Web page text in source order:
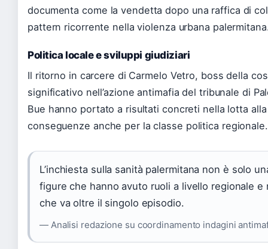
documenta come la vendetta dopo una raffica di
pattern ricorrente nella violenza urbana
Politica locale e sviluppi giudiziari
Il ritorno in carcere di Carmelo Vetro, boss della
significativo nell’azione antimafia del tribunale di
Bue hanno portato a risultati concreti nella lotta
conseguenze anche per la classe politica regionale.
L’inchiesta sulla sanità palermitana non è solo
figure che hanno avuto ruoli a livello regionale
che va oltre il singolo episodio.
— Analisi redazione su coordinamento indagini